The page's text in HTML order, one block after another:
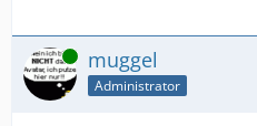
Online muggel
Administrator